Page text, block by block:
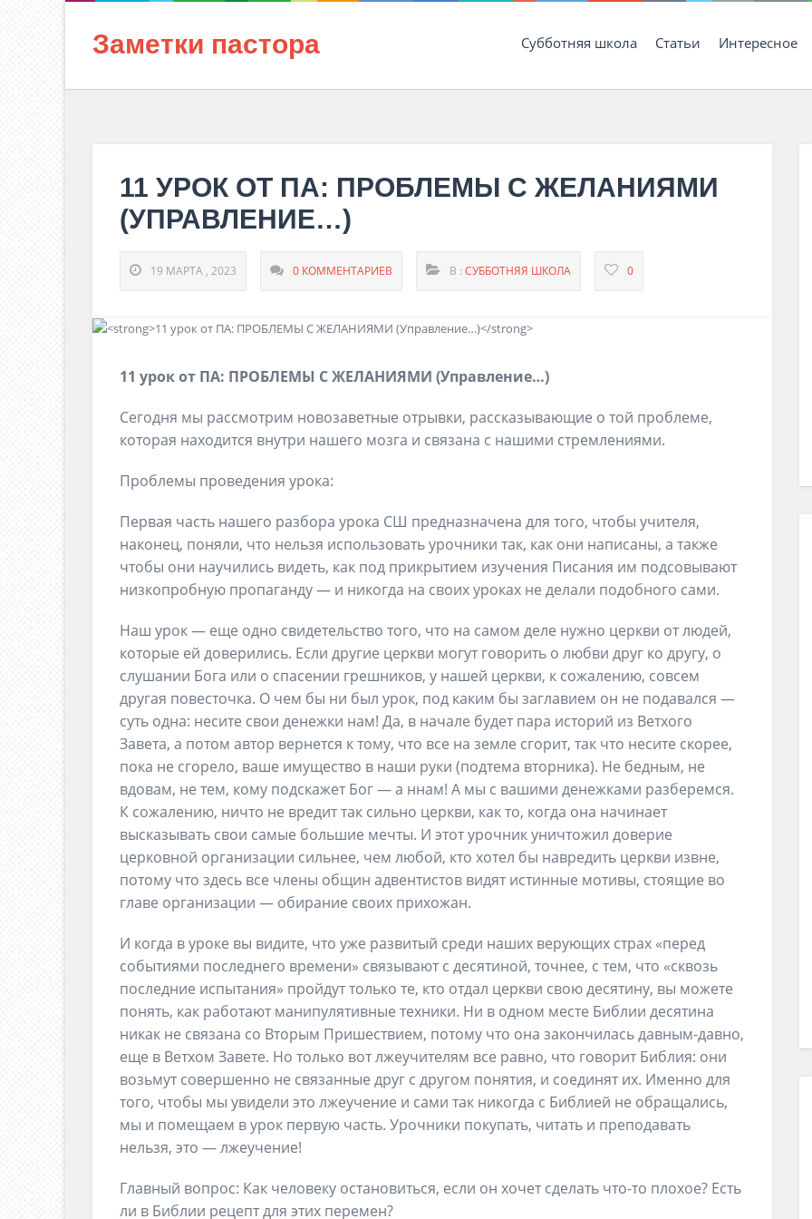
Заметки пастора Субботняя школа Статьи Интересное
11 УРОК ОТ ПА: ПРОБЛЕМЫ С ЖЕЛАНИЯМИ
(УПРАВЛЕНИЕ…)
19 МАРТА , 2023 0 КОММЕНТАРИЕВ В : СУББОТНЯЯ ШКОЛА 0
11 урок от ПА: ПРОБЛЕМЫ С ЖЕЛАНИЯМИ (Управление…)
Сегодня мы рассмотрим новозаветные отрывки, рассказывающие о той проблеме,
которая находится внутри нашего мозга и связана с нашими стремлениями.
Проблемы проведения урока:
Первая часть нашего разбора урока СШ предназначена для того, чтобы учителя,
наконец, поняли, что нельзя использовать урочники так, как они написаны, а также
чтобы они научились видеть, как под прикрытием изучения Писания им подсовывают
низкопробную пропаганду — и никогда на своих уроках не делали подобного сами.
Наш урок — еще одно свидетельство того, что на самом деле нужно церкви от людей,
которые ей доверились. Если другие церкви могут говорить о любви друг ко другу, о
слушании Бога или о спасении грешников, у нашей церкви, к сожалению, совсем
другая повесточка. О чем бы ни был урок, под каким бы заглавием он не подавался —
суть одна: несите свои денежки нам! Да, в начале будет пара историй из Ветхого
Завета, а потом автор вернется к тому, что все на земле сгорит, так что несите скорее,
пока не сгорело, ваше имущество в наши руки (подтема вторника). Не бедным, не
вдовам, не тем, кому подскажет Бог — а ннам! А мы с вашими денежками разберемся.
К сожалению, ничто не вредит так сильно церкви, как то, когда она начинает
высказывать свои самые большие мечты. И этот урочник уничтожил доверие
церковной организации сильнее, чем любой, кто хотел бы навредить церкви извне,
потому что здесь все члены общин адвентистов видят истинные мотивы, стоящие во
главе организации — обирание своих прихожан.
И когда в уроке вы видите, что уже развитый среди наших верующих страх «перед
событиями последнего времени» связывают с десятиной, точнее, с тем, что «сквозь
последние испытания» пройдут только те, кто отдал церкви свою десятину, вы можете
понять, как работают манипулятивные техники. Ни в одном месте Библии десятина
никак не связана со Вторым Пришествием, потому что она закончилась давным-давно,
еще в Ветхом Завете. Но только вот лжеучителям все равно, что говорит Библия: они
возьмут совершенно не связанные друг с другом понятия, и соединят их. Именно для
того, чтобы мы увидели это лжеучение и сами так никогда с Библией не обращались,
мы и помещаем в урок первую часть. Урочники покупать, читать и преподавать
нельзя, это — лжеучение!
Главный вопрос: Как человеку остановиться, если он хочет сделать что-то плохое? Есть
ли в Библии рецепт для этих перемен?